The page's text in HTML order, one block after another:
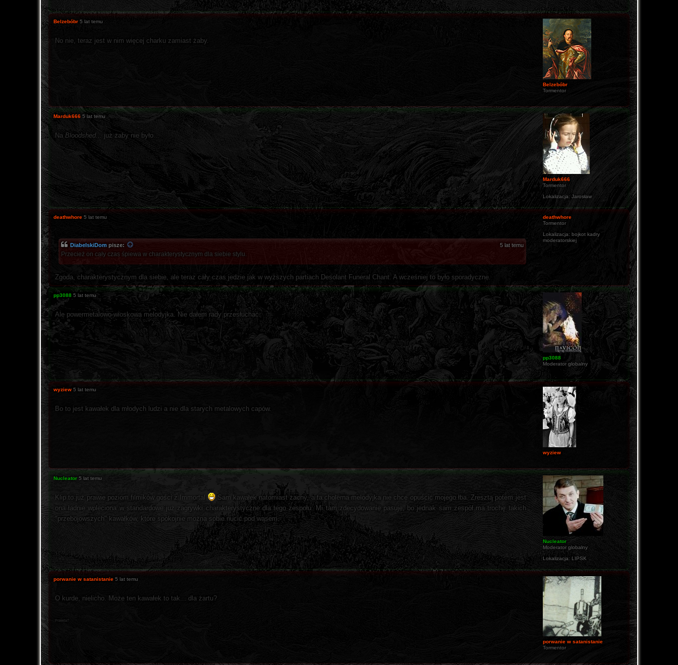
Belzebóbr
Tormentor
Belzebóbr 5 lat temu
No nie, teraz jest w nim więcej charku zamiast żaby.
Marduk666
Tormentor
Lokalizacja: Jarosław
Marduk666 5 lat temu
Na Bloodshed...już żaby nie było...
deathwhore
Tormentor
Lokalizacja: bojkot kadry
moderatorskiej
deathwhore 5 lat temu
DiabelskiDom pisze: 5 lat temu
Przecież on cały czas śpiewa w charakterystycznym dla siebie stylu.
Zgoda, charakterystycznym dla siebie, ale teraz cały czas jedzie jak w wyższych partiach Desolant Funeral Chant. A wcześniej to było sporadyczne.
pp3088
Moderator globalny
pp3088 5 lat temu
Ale powermetalowo-wioskowa melodyjka. Nie dałem rady przesłuchać.
wyziew
wyziew 5 lat temu
Bo to jest kawałek dla młodych ludzi a nie dla starych metalowych capów.
Nucleator
Moderator globalny
Lokalizacja: LIPSK
Nucleator 5 lat temu
Klip to już prawie poziom filmików gości z Immortal
Sam kawałek natomiast zacny, a ta cholerna melodyjka nie chce opuścić mojego łba. Zresztą potem jest
ona ładnie wpleciona w standardowe już zagrywki charakterystyczne dla tego zespołu. Mi tam zdecydowanie pasuje, bo jednak sam zespół ma trochę takich
"przebojowszych" kawałków, które spokojnie można sobie nucić pod wąsem.
porwanie w satanistanie
Tormentor
porwanie w satanistanie 5 lat temu
O kurde, nielicho. Może ten kawałek to tak... dla żartu?
Prawda?